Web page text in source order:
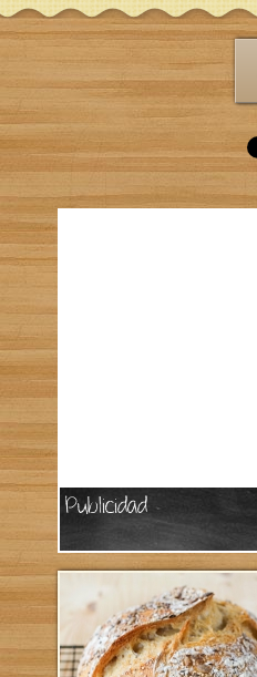
Publicidad